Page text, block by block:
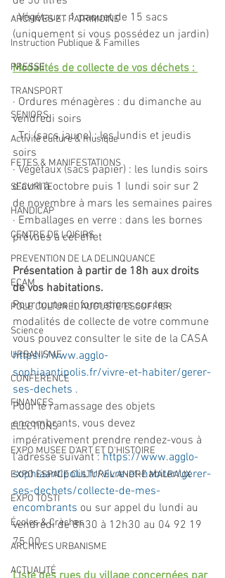
ARCHIVES ET PATRIMOINE
Instruction Publique & Familles
PRESSE
TRANSPORT
SENIORS
Activité culture & musique
FETES & MANIFESTATIONS
SECURITE
HANDICAP
CENTRE DE LOISIRS
PREVENTION DE LA DELINQUANCE
ECAM
POLE CULTUREL AUGUSTE ESCOFFIER
Science
URBANISME
CONFERENCE
FINANCES
ELECTIONS
EXPO MUSEE D'ART ET D'HISTOIRE
EXPO ESPACE CULTUREL ANDRE MALRAUX
EXPO TOSTI
Écoles & Crèches
ARCHIVES URBANISME
ACTUALITÉ
· Végétaux : 1 paquet de 15 sacs
(uniquement si vous possédez un jardin)
Modalités de collecte de vos déchets :
· Ordures ménagères : du dimanche au
vendredi soirs
· Tri (sacs jaune) : les lundis et jeudis
soirs
· Végétaux (sacs papier) : les lundis soirs
d’avril à octobre puis 1 lundi soir sur 2
de novembre à mars les semaines paires
· Emballages en verre : dans les bornes
prévues à cet effet
Présentation à partir de 18h aux droits
de vos habitations.
Pour toutes informations sur les
modalités de collecte de votre commune
vous pouvez consulter le site de la CASA
https://www.agglo-
sophiaantipolis.fr/vivre-et-habiter/gerer-
ses-dechets .
Pour le ramassage des objets
encombrants, vous devez
impérativement prendre rendez-vous à
l’adresse suivant : https://www.agglo-
sophiaantipolis.fr/vivre-et-habiter/gerer-
ses-dechets/collecte-de-mes-
encombrants ou sur appel du lundi au
vendredi de 8h30 à 12h30 au 04 92 19
75 00.